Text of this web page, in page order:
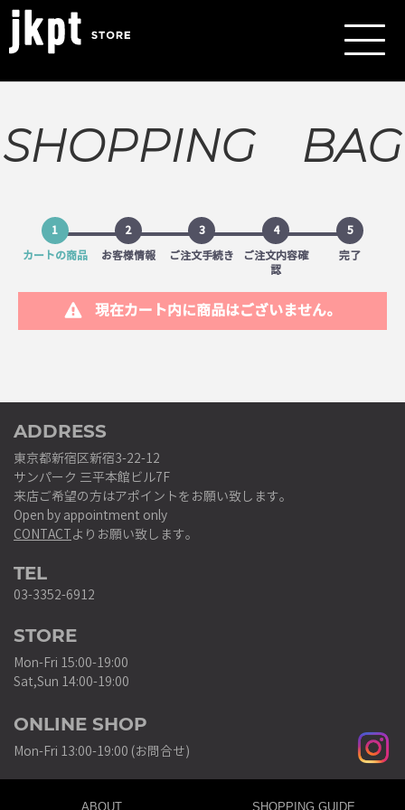
SHOPPING BAG
1
カートの商品
2
お客様情報
3
ご注文手続き
4
ご注文内容確
認
5
完了
現在カート内に商品はございません。
ADDRESS
東京都新宿区新宿3-22-12
サンパーク 三平本館ビル7F
来店ご希望の方はアポイントをお願い致します。
Open by appointment only
CONTACTよりお願い致します。
TEL
03-3352-6912
STORE
Mon-Fri 15:00-19:00
Sat,Sun 14:00-19:00
ONLINE SHOP
Mon-Fri 13:00-19:00 (お問合せ)
ABOUT SHOPPING GUIDE